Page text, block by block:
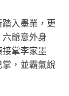
入墨業，更
爺意外身
掌李家墨
，並霸氣說